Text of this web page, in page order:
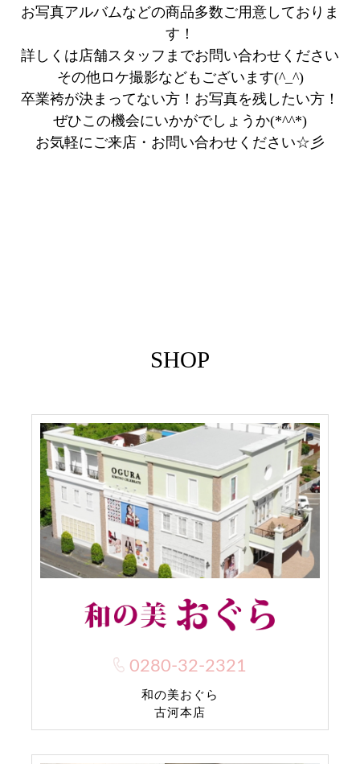
お写真アルバムなどの商品多数ご用意しておりま
す！
詳しくは店舗スタッフまでお問い合わせください
その他ロケ撮影などもございます(^_^)
卒業袴が決まってない方！お写真を残したい方！
ぜひこの機会にいかがでしょうか(*^^*)
お気軽にご来店・お問い合わせください☆彡
SHOP
0280-32-2321
和の美おぐら
古河本店